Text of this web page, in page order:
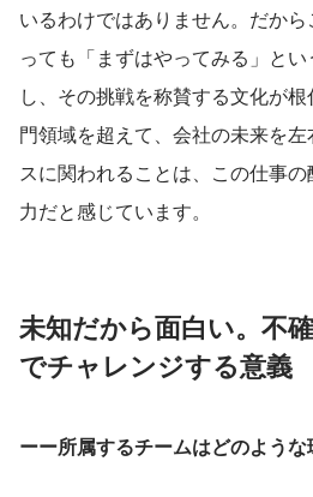
いるわけではありません。だか
っても「まずはやってみる」と
し、その挑戦を称賛する文化が
門領域を超えて、会社の未来を
スに関われることは、この仕事
力だと感じています。
未知だから面白い。不
でチャレンジする意義
ーー所属するチームはどのよう